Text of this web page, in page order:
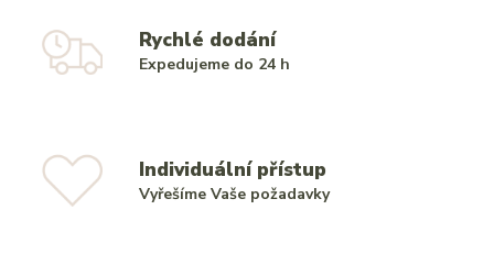
Rychlé dodání
Expedujeme do 24 h
Individuální přístup
Vyřešíme Vaše požadavky